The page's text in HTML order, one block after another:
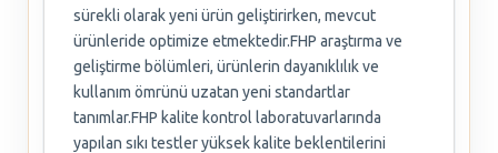
sürekli olarak yeni ürün geliştirirken, mevcut
ürünleride optimize etmektedir.FHP araştırma ve
geliştirme bölümleri, ürünlerin dayanıklılık ve
kullanım ömrünü uzatan yeni standartlar
tanımlar.FHP kalite kontrol laboratuvarlarında
yapılan sıkı testler yüksek kalite beklentilerini